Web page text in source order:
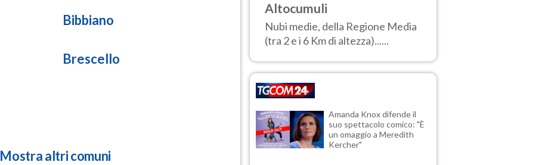
Bibbiano
Brescello
Mostra altri comuni
Altocumuli
Nubi medie, della Regione Media
(tra 2 e i 6 Km di altezza)......
Amanda Knox difende il
suo spettacolo comico: "È
un omaggio a Meredith
Kercher"